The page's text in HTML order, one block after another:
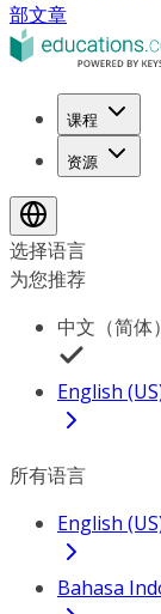
部文章
课程
资源
选择语言
为您推荐
中文（简体）
English
所有语言
English
Bahasa